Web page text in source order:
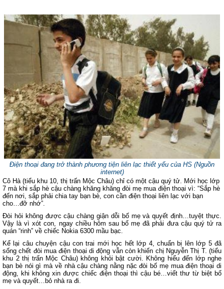
Điện thoại đang trở thành phương tiện liên lạc thiết yếu của HS (Nguồn
internet)
Cô Hà (tiểu khu 10, thị trấn Mộc Châu) chỉ có một cậu quý tử. Mới học lớp
7 mà khi sắp hè cậu chàng khăng khăng đòi mẹ mua điện thoại vì: “Sắp hè
đến nơi, sắp phải chia tay bạn bè, con cần điện thoại liên lạc với bạn
cho…đỡ nhớ”.
Đòi hỏi không được cậu chàng giận dỗi bố mẹ và quyết định…tuyệt thực.
Vậy là vì xót con, ngay chiều hôm sau bố mẹ đã phải đưa cậu quý tử ra
quán “rinh” về chiếc Nokia 6300 mầu bạc.
Kể lại câu chuyện cậu con trai mới học hết lớp 4, chuẩn bị lên lớp 5 đã
sống chết đòi mua điện thoại di động vẫn còn khiến chị Nguyễn Thị T. (tiểu
khu 2 thị trấn Mộc Châu) không khỏi bật cười. Không hiểu đến lớp nghe
bạn bè nói gì mà về nhà cậu chàng nằng nặc đòi bố mẹ mua điện thoại di
động, khi không xin được chiếc điện thoại thì cậu bé…viết thư từ biệt bố
mẹ và quyết…bỏ nhà ra đi.